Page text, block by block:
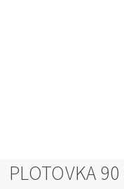
PLOTOVKA